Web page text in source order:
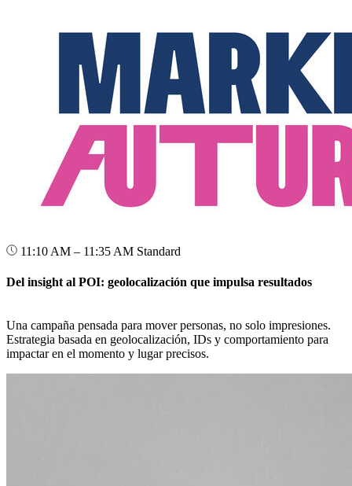
11:10 AM – 11:35 AM Standard
Del insight al POI: geolocalización que impulsa resultados
Una campaña pensada para mover personas, no solo impresiones.
Estrategia basada en geolocalización, IDs y comportamiento para
impactar en el momento y lugar precisos.